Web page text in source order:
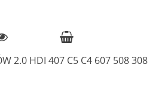
2.0 HDI 407 C5 C4 607 508 308